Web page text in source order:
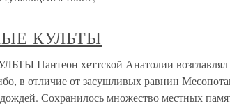
КУЛЬТЫ
Пантеон хеттской Анатолии возглавлял
в отличие от засушливых равнин
Сохранилось множество местных